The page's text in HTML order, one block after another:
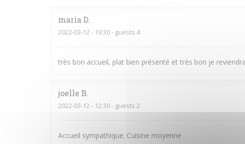
maria D
2022-03-12 - 19:30 - guests 4
très bon accueil, plat bien présenté et très bon je
joelle B
2022-03-12 - 12:30 - guests 2
Accueil sympathique. Cuisine moyenne